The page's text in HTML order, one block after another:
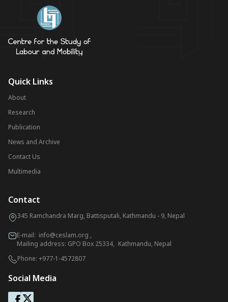
Quick Links
About
Research
Publication
News and Archive
Contact Us
Multimedia
Contact
345 Ramchandra Marg, Battisputali, Kathmandu - 9, Nepal
E-mail: info@ceslam.org ,
Mailing address: GPO Box 25334, Kathmandu, Nepal
Phone: +977-1-4572807
Social Media